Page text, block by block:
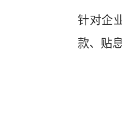
针对企
款、贴